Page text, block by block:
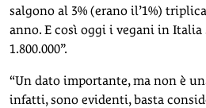
salgono al 3% (erano il’1%)
anno. E così oggi i vegani in Italia
1.800.000”.
“Un dato importante, ma non è
infatti, sono evidenti, basta